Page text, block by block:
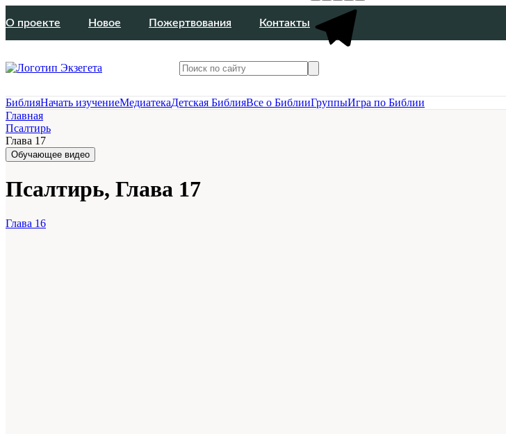
О проекте Новое Пожертвования Контакты
БиблияНачать изучениеМедиатекаДетская БиблияВсе о БиблииГруппыИгра по Библии
Главная
Псалтирь
Глава 17
Обучающее видео
Псалтирь, Глава 17
Глава 16